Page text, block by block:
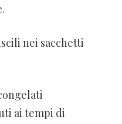
nei sacchetti
ai tempi di